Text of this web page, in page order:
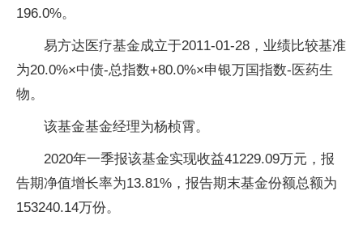
196.0%。
易方达医疗基金成立于2011-01-28，业绩比较基准
为20.0%×中债-总指数+80.0%×申银万国指数-医药生
物。
该基金基金经理为杨桢霄。
2020年一季报该基金实现收益41229.09万元，报
告期净值增长率为13.81%，报告期末基金份额总额为
153240.14万份。